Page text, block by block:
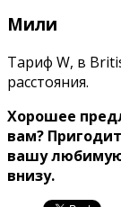
Мили
Тариф W, в
расстояния.
Хорошее
вам?
вашу любимую
внизу.